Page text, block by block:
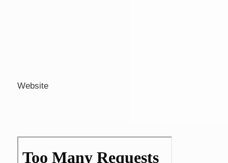
Website